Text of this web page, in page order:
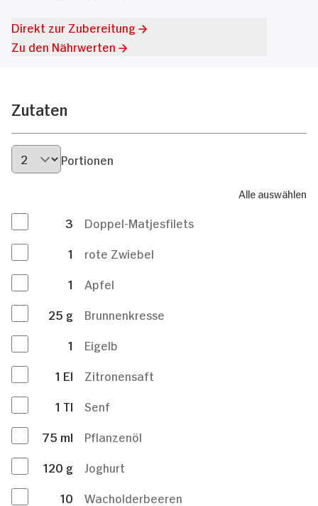
Direkt zur Zubereitung
Zu den Nährwerten
Zutaten
Portionen
Alle auswählen
3
Doppel-Matjesfilets
1
rote Zwiebel
1
Apfel
25 g
Brunnenkresse
1
Eigelb
1 El
Zitronensaft
1 Tl
Senf
75 ml
Pflanzenöl
120 g
Joghurt
10
Wacholderbeeren